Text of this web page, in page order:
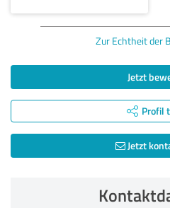
Zur Echtheit der
Jetzt
Profil
Jetzt